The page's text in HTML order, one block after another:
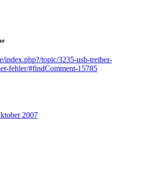
index.php?/topic/3235-usb-treiber-
fehler/#findComment-15785
2007